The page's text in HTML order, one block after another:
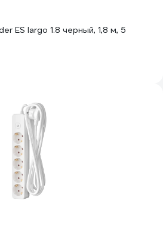
ES largo 1.8 черный, 1,8 м, 5